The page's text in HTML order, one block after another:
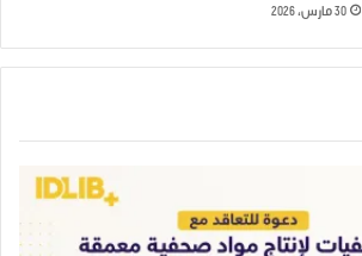
30 مارس، 2026